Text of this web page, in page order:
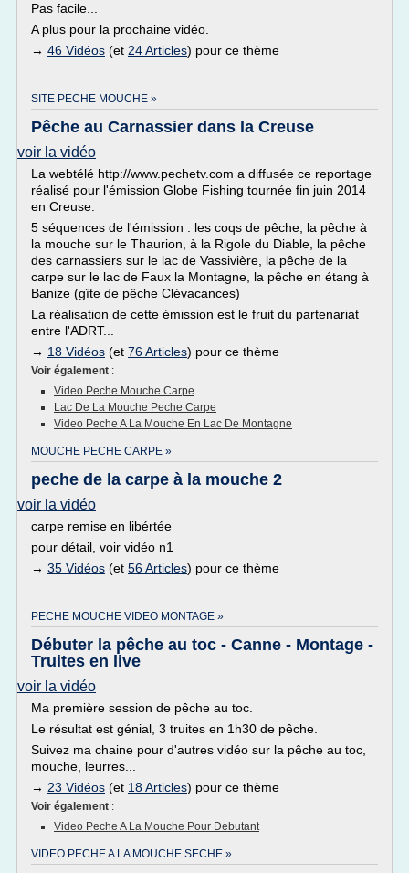
Pas facile...
A plus pour la prochaine vidéo.
→ 46 Vidéos (et 24 Articles) pour ce thème
SITE PECHE MOUCHE »
Pêche au Carnassier dans la Creuse
voir la vidéo
La webtélé http://www.pechetv.com a diffusée ce reportage
réalisé pour l'émission Globe Fishing tournée fin juin 2014
en Creuse.
5 séquences de l'émission : les coqs de pêche, la pêche à
la mouche sur le Thaurion, à la Rigole du Diable, la pêche
des carnassiers sur le lac de Vassivière, la pêche de la
carpe sur le lac de Faux la Montagne, la pêche en étang à
Banize (gîte de pêche Clévacances)
La réalisation de cette émission est le fruit du partenariat
entre l'ADRT...
→ 18 Vidéos (et 76 Articles) pour ce thème
Voir également :
Video Peche Mouche Carpe
Lac De La Mouche Peche Carpe
Video Peche A La Mouche En Lac De Montagne
MOUCHE PECHE CARPE »
peche de la carpe à la mouche 2
voir la vidéo
carpe remise en libértée
pour détail, voir vidéo n1
→ 35 Vidéos (et 56 Articles) pour ce thème
PECHE MOUCHE VIDEO MONTAGE »
Débuter la pêche au toc - Canne - Montage -
Truites en live
voir la vidéo
Ma première session de pêche au toc.
Le résultat est génial, 3 truites en 1h30 de pêche.
Suivez ma chaine pour d'autres vidéo sur la pêche au toc,
mouche, leurres...
→ 23 Vidéos (et 18 Articles) pour ce thème
Voir également :
Video Peche A La Mouche Pour Debutant
VIDEO PECHE A LA MOUCHE SECHE »